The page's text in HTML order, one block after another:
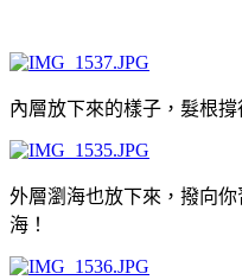
內層放下來的樣子，髮根
外層瀏海也放下來，撥向
海！